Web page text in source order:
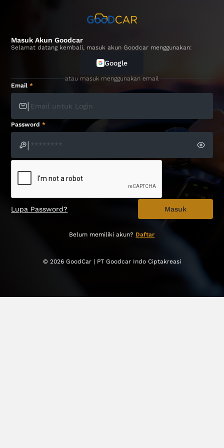
Masuk Akun Goodcar
Selamat datang kembali, masuk akun Goodcar menggunakan:
Google
atau masuk menggunakan email
Email*
|
Password*
|
Lupa Password? Masuk
Belum memiliki akun? Daftar
© 2026 GoodCar | PT Goodcar Indo Ciptakreasi